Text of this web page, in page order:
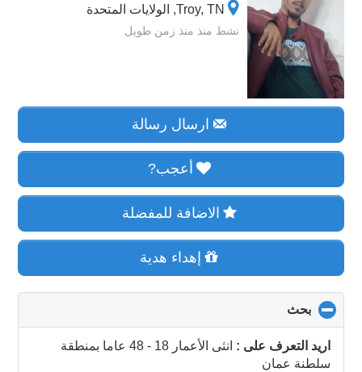
Troy, TN, الولايات المتحدة
نشط منذ منذ زمن طويل
ارسال رسالة
أعجب?
الاضافة للمفضلة
إهداء هدية
بحث
to
collapse
contents
اريد التعرف على : انثى الأعمار 18 - 48 عاما
بمنطقة
سلطنة عمان